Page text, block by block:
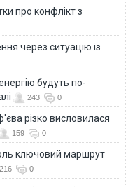
про конфлікт з
через ситуацію із
будуть по-
243 0
різко висловилася
159 0
ключовий маршрут
216 0